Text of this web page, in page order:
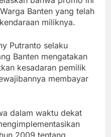
Banten yang telah
miliknya.
Putranto selaku
Banten mengatakan
kesadaran pemilik
membayar
dalam waktu dekat
2009 tentang